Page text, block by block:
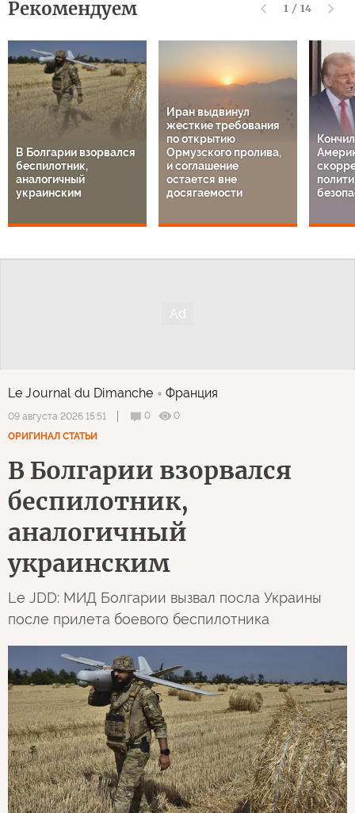
Рекомендуем 1 / 14
В Болгарии взорвался
беспилотник,
аналогичный
украинским
Иран выдвинул
жесткие требования
по открытию
Ормузского пролива,
и соглашение
остается вне
досягаемости
Le Journal du Dimanche Франция
09 августа 2026 15:51 0
0
ОРИГИНАЛ СТАТЬИ
В Болгарии взорвался
беспилотник,
аналогичный
украинским
Le JDD: МИД Болгарии вызвал посла Украины
после прилета боевого беспилотника